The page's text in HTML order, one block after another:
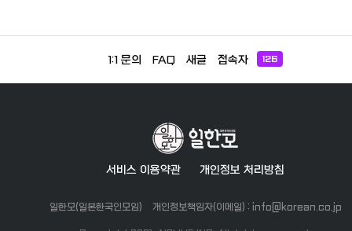
1:1 문의 FAQ 새글 접속자 126
서비스 이용약관 개인정보 처리방침
일한모(일본한국인모임) 개인정보책임자(이메일) : info@korean.co.jp